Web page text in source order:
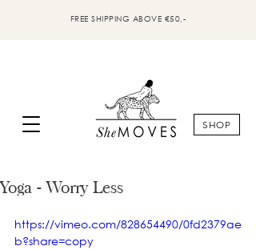
FREE SHIPPING ABOVE €50,-
SHOP
Yoga - Worry Less
https://vimeo.com/828654490/0fd2379ae
b?share=copy